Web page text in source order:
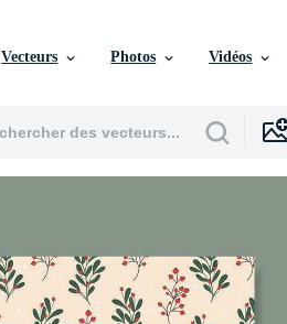
Vecteurs Photos Vidéos